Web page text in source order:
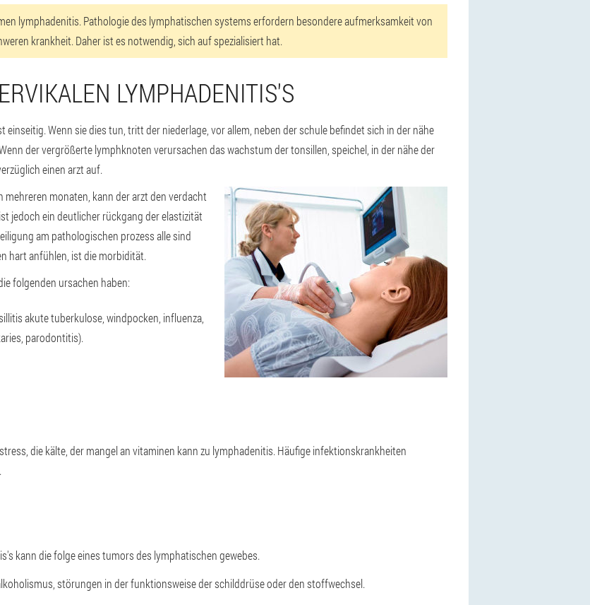
lymphadenitis. Pathologie des lymphatischen systems erfordern besondere aufmerksamkeit von
krankheit. Daher ist es notwendig, sich auf spezialisiert hat.
LYMPHADENITIS'S
Wenn sie dies tun, tritt der niederlage, vor allem, neben der schule befindet sich in der nähe
der vergrößerte lymphknoten verursachen das wachstum der tonsillen, speichel, in der nähe der
einen arzt auf.
monaten, kann der arzt den verdacht
jedoch ein deutlicher rückgang der elastizität
am pathologischen prozess alle sind
hart anfühlen, ist die morbidität.
folgenden ursachen haben:
akute tuberkulose, windpocken, influenza,
parodontitis).
die kälte, der mangel an vitaminen kann zu lymphadenitis. Häufige infektionskrankheiten
kann die folge eines tumors des lymphatischen gewebes.
störungen in der funktionsweise der schilddrüse oder den stoffwechsel.